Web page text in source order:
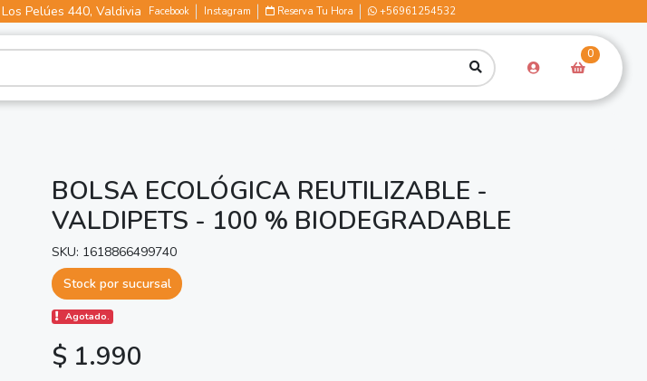
Pelúes 440, Valdivia Facebook Instagram Reserva Tu Hora +56961254532
0
BOLSA ECOLÓGICA REUTILIZABLE -
VALDIPETS - 100 % BIODEGRADABLE
SKU: 1618866499740
Stock por sucursal
Agotado.
$ 1.990